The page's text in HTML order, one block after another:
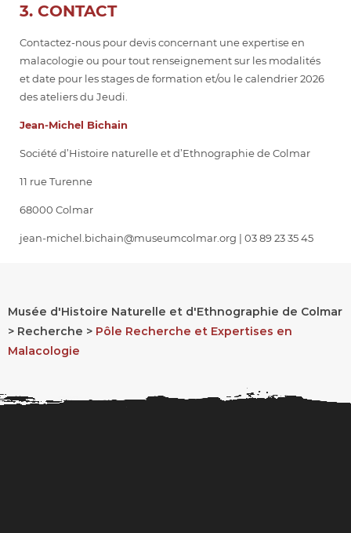
3. CONTACT
Contactez-nous pour devis concernant une expertise en
malacologie ou pour tout renseignement sur les modalités
et date pour les stages de formation et/ou le calendrier 2026
des ateliers du Jeudi.
Jean-Michel Bichain
Société d’Histoire naturelle et d’Ethnographie de Colmar
11 rue Turenne
68000 Colmar
jean-michel.bichain@museumcolmar.org | 03 89 23 35 45
FIL
Musée d'Histoire Naturelle et d'Ethnographie de Colmar
Recherche
Pôle Recherche et Expertises en
Malacologie